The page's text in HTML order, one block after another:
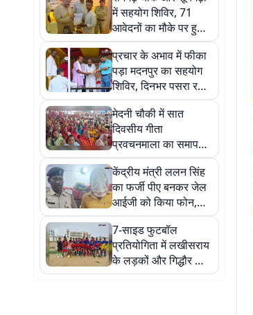
में सहयोग शिविर, 71
आवेदनों का मौके पर हुआ
निष्पादन, प्रभारी मंत्री ने
बांटे लाभ
प्रचार के अभाव में फीका
पड़ा मदनपुर का सहयोग
शिविर, दिनभर पसरा रहा
सन्नाटा
मेदनी चौकी में सात
दिवसीय गीता
प्रवचनमाला का समापन,
राजयोग अपनाने का संदेश
केंद्रीय मंत्री ललन सिंह
का फर्जी पीए बनकर जेल
आईजी को किया फोन,
लखीसराय से युवक
गिरफ्तार
7-साइड फुटबॉल
प्रतियोगिता में लखीसराय
के लड़कों और गिद्धौर की
लड़कियों ने जीता खिताब